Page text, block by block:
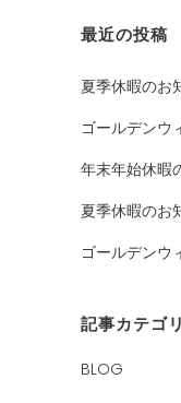
最近の投稿
夏季休暇のお
ゴールデンウ
年末年始休暇
夏季休暇のお
ゴールデンウ
記事カテゴ
BLOG